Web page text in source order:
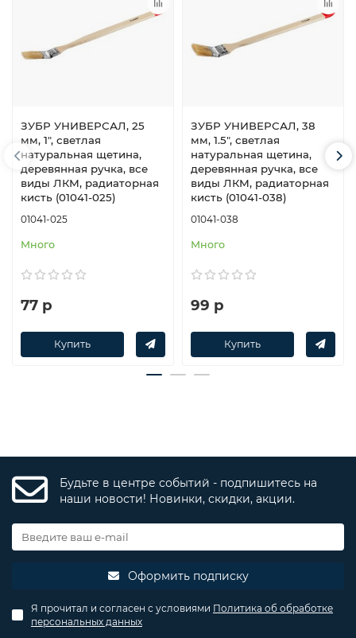
ЗУБР УНИВЕРСАЛ, 25
мм, 1″, светлая
натуральная щетина,
деревянная ручка, все
виды ЛКМ, радиаторная
кисть (01041-025)
01041-025
Много
77 р
Купить
ЗУБР УНИВЕРСАЛ, 38
мм, 1.5″, светлая
натуральная щетина,
деревянная ручка, все
виды ЛКМ, радиаторная
кисть (01041-038)
01041-038
Много
99 р
Купить
Будьте в центре событий - подпишитесь на
наши новости! Новинки, скидки, акции.
Оформить подписку
Я прочитал и согласен с условиями Политика об обработке
персональных данных